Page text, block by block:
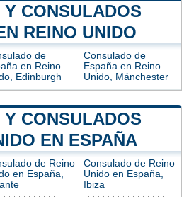
CONSULADOS
REINO UNIDO
de
en Reino
Edinburgh
Consulado de
España en Reino
Unido, Mánchester
CONSULADOS
EN ESPAÑA
de Reino
en España,
Consulado de Reino
Unido en España,
Ibiza